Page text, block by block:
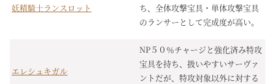
妖精騎士ランスロット
ち、全体攻撃宝具・単体攻撃宝具
のランサーとして完成度が高い。
エレシュキガル
NP５０％チャージと強化済み特攻
宝具を持ち、扱いやすいサーヴァ
ントだが、特攻対象以外に対する